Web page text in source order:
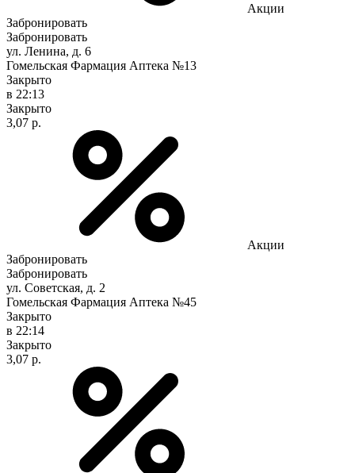
Акции
Забронировать
Забронировать
ул. Ленина, д. 6
Гомельская Фармация Аптека №13
Закрыто
в 22:13
Закрыто
3,07 р.
Акции
Забронировать
Забронировать
ул. Советская, д. 2
Гомельская Фармация Аптека №45
Закрыто
в 22:14
Закрыто
3,07 р.